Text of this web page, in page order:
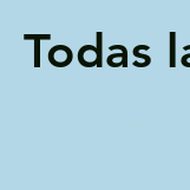
Todas